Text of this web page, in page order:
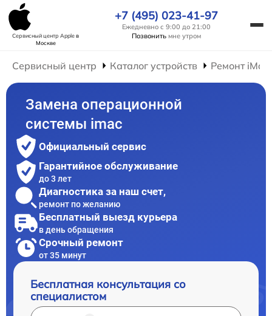
Сервисный центр Appleв
Москве
+7 (495) 023-41-97
Ежедневно с 9:00 до 21:00
Позвонить мне утром
Сервисный центр Каталог устройств Ремонт iMac
Замена операционной
системы imac
Официальный сервис
Гарантийное обслуживание
до 3 лет
Диагностика за наш счет,
ремонт по желанию
Бесплатный выезд курьера
в день обращения
Срочный ремонт
от 35 минут
Бесплатная консультация со
специалистом